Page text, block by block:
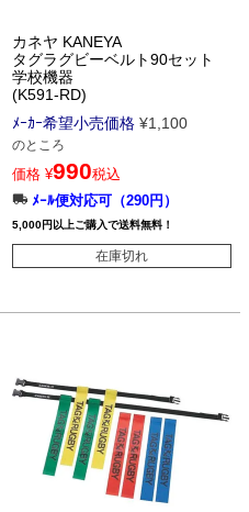
カネヤ KANEYA
タグラグビーベルト90セット
学校機器
(K591-RD)
ﾒｰｶｰ希望小売価格 ¥1,100
のところ
価格 ¥990税込
ﾒｰﾙ便対応可（290円）
5,000円以上ご購入で送料無料！
在庫切れ